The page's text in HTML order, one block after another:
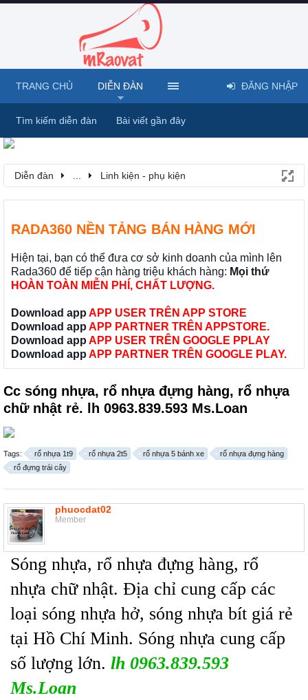
Diễn đàn Linh kiện - phụ kiện
RADA360 NỀN TẢNG BÁN HÀNG MỚI
Hiện tại, bạn có thể đưa cơ sở kinh doanh của mình lên
Rada360 để tiếp cận hàng triệu khách hàng: Mọi thứ
HOÀN TOÀN MIỄN PHÍ, CHẤT LƯỢNG.
Download app APP USER TRÊN APP STORE
Download app APP PARTNER TRÊN APPSTORE.
Download app APP USER TRÊN GOOGLE PPLAY
Download app APP PARTNER TRÊN GOOGLE PLAY.
Cc sóng nhựa, rổ nhựa đựng hàng, rổ nhựa
chữ nhật rẻ. lh 0963.839.593 Ms.Loan
Tags: rổ nhựa 1t9 rổ nhựa 2t5 rổ nhựa 5 bánh xe
rổ nhựa đựng hàng
rổ đựng trái cây
phuocdat02
Member
Sóng nhựa, rổ nhựa đựng hàng, rổ
nhựa chữ nhật. Địa chỉ cung cấp các
loại sóng nhựa hở, sóng nhựa bít giá rẻ
tại Hồ Chí Minh. Sóng nhựa cung cấp
số lượng lớn. lh 0963.839.593
Ms.Loan
TRANG CHỦ DIỄN ĐÀN
Tìm kiếm diễn đàn Bài viết gần đây
ĐĂNG NHẬP